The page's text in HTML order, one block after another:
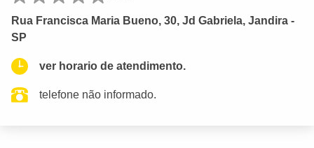
Rua Francisca Maria Bueno, 30, Jd Gabriela, Jandira -
SP
ver horario de atendimento.
telefone não informado.